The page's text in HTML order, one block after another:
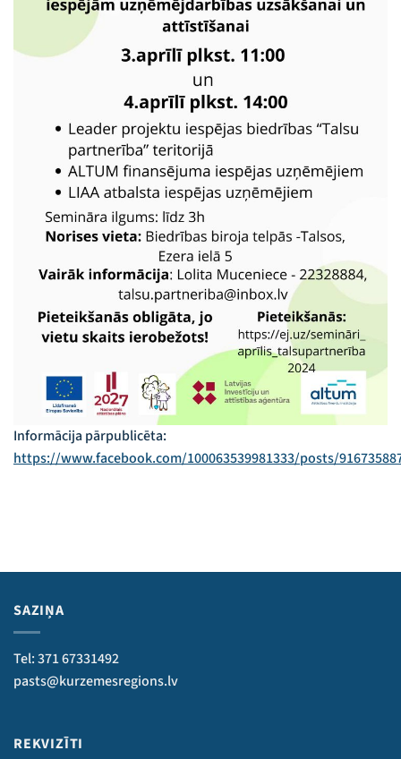
Informācija pārpublicēta:
https://www.facebook.com/100063539981333/posts/
SAZIŅA
Tel: 371 67331492
pasts@kurzemesregions.lv
REKVIZĪTI